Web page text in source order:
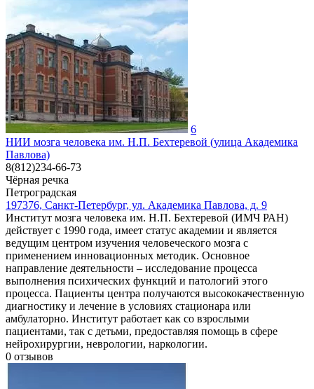
6
НИИ мозга человека им. Н.П. Бехтеревой (улица Академика
Павлова)
8(812)234-66-73
Чёрная речка
Петроградская
197376, Санкт-Петербург, ул. Академика Павлова, д. 9
Институт мозга человека им. Н.П. Бехтеревой (ИМЧ РАН)
действует с 1990 года, имеет статус академии и является
ведущим центром изучения человеческого мозга с
применением инновационных методик. Основное
направление деятельности – исследование процесса
выполнения психических функций и патологий этого
процесса. Пациенты центра получаются высококачественную
диагностику и лечение в условиях стационара или
амбулаторно. Институт работает как со взрослыми
пациентами, так с детьми, предоставляя помощь в сфере
нейрохирургии, неврологии, наркологии.
0 отзывов